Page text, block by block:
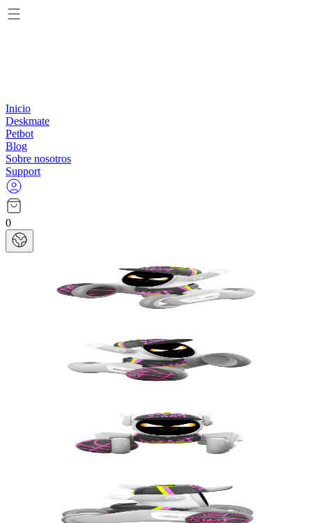
Inicio
Deskmate
Petbot
Blog
Sobre nosotros
Support
0